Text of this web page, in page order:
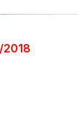
2018